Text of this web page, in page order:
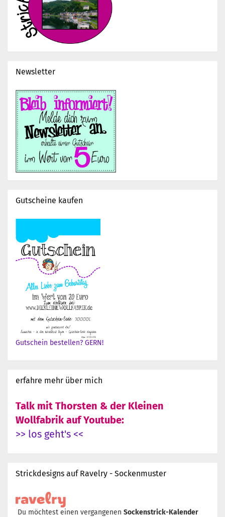
Newsletter
Gutscheine kaufen
Gutschein bestellen? GERN!
erfahre mehr über mich
Talk mit Thorsten & der Kleinen
Wollfabrik auf Youtube:
>> los geht's <<
Strickdesigns auf Ravelry - Sockenmuster
Du möchtest einen vergangenen Sockenstrick-Kalender